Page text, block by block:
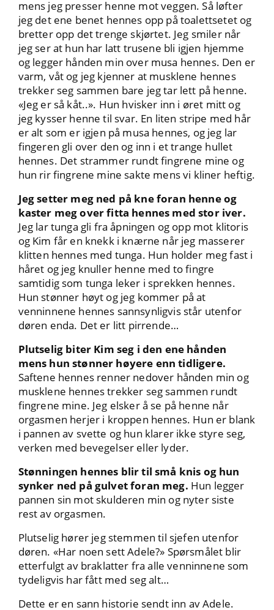
mens jeg presser henne mot veggen. Så løfter
jeg det ene benet hennes opp på toalettsetet og
bretter opp det trenge skjørtet. Jeg smiler når
jeg ser at hun har latt trusene bli igjen hjemme
og legger hånden min over musa hennes. Den er
varm, våt og jeg kjenner at musklene hennes
trekker seg sammen bare jeg tar lett på henne.
«Jeg er så kåt..». Hun hvisker inn i øret mitt og
jeg kysser henne til svar. En liten stripe med hår
er alt som er igjen på musa hennes, og jeg lar
fingeren gli over den og inn i et trange hullet
hennes. Det strammer rundt fingrene mine og
hun rir fingrene mine sakte mens vi kliner heftig.
Jeg setter meg ned på kne foran henne og
kaster meg over fitta hennes med stor iver.
Jeg lar tunga gli fra åpningen og opp mot klitoris
og Kim får en knekk i knærne når jeg masserer
klitten hennes med tunga. Hun holder meg fast i
håret og jeg knuller henne med to fingre
samtidig som tunga leker i sprekken hennes.
Hun stønner høyt og jeg kommer på at
venninnene hennes sannsynligvis står utenfor
døren enda. Det er litt pirrende…
Plutselig biter Kim seg i den ene hånden
mens hun stønner høyere enn tidligere.
Saftene hennes renner nedover hånden min og
musklene hennes trekker seg sammen rundt
fingrene mine. Jeg elsker å se på henne når
orgasmen herjer i kroppen hennes. Hun er blank
i pannen av svette og hun klarer ikke styre seg,
verken med bevegelser eller lyder.
Stønningen hennes blir til små knis og hun
synker ned på gulvet foran meg. Hun legger
pannen sin mot skulderen min og nyter siste
rest av orgasmen.
Plutselig hører jeg stemmen til sjefen utenfor
døren. «Har noen sett Adele?» Spørsmålet blir
etterfulgt av braklatter fra alle venninnene som
tydeligvis har fått med seg alt…
Dette er en sann historie sendt inn av Adele.